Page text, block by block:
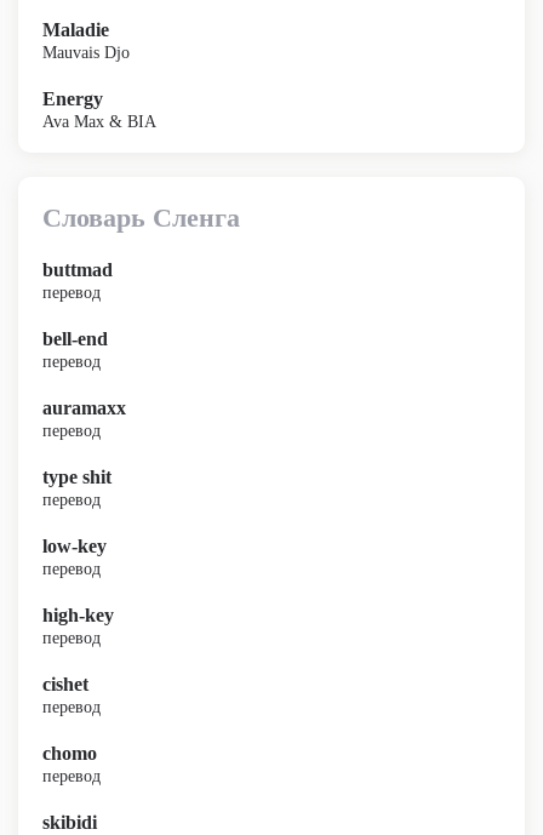
Maladie
Mauvais Djo
Energy
Ava Max & BIA
Словарь Сленга
buttmad
перевод
bell-end
перевод
auramaxx
перевод
type shit
перевод
low-key
перевод
high-key
перевод
cishet
перевод
chomo
перевод
skibidi